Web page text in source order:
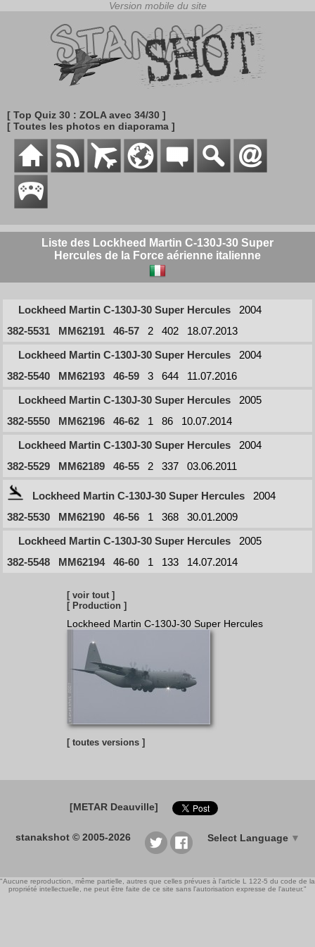
[ Top Quiz 30 : ZOLA avec 34/30 ]
[ Toutes les photos en diaporama ]
Liste des Lockheed Martin C-130J-30 Super
Hercules de la Force aérienne italienne
Lockheed Martin C-130J-30 Super Hercules
2004
382-5531
MM62191 46-57 2 402
18.07.2013
Lockheed Martin C-130J-30 Super Hercules
2004
382-5540
MM62193 46-59 3 644
11.07.2016
Lockheed Martin C-130J-30 Super Hercules
2005
382-5550
MM62196 46-62 1 86
10.07.2014
Lockheed Martin C-130J-30 Super Hercules
2004
382-5529
MM62189 46-55 2 337 03.06.2011
Lockheed Martin C-130J-30 Super Hercules
2004
382-5530
MM62190 46-56 1 368
30.01.2009
Lockheed Martin C-130J-30 Super Hercules
2005
382-5548
MM62194 46-60 1 133 14.07.2014
[ voir tout ]
[ Production ]
Lockheed Martin C-130J-30 Super Hercules
[ toutes versions ]
[METAR Deauville]
stanakshot © 2005-2026 Select Language ▼
"Aucune reproduction, même partielle, autres que celles prévues à l'article L 122-5 du code de la
propriété intellectuelle, ne peut être faite de ce site sans l'autorisation expresse de l'auteur."